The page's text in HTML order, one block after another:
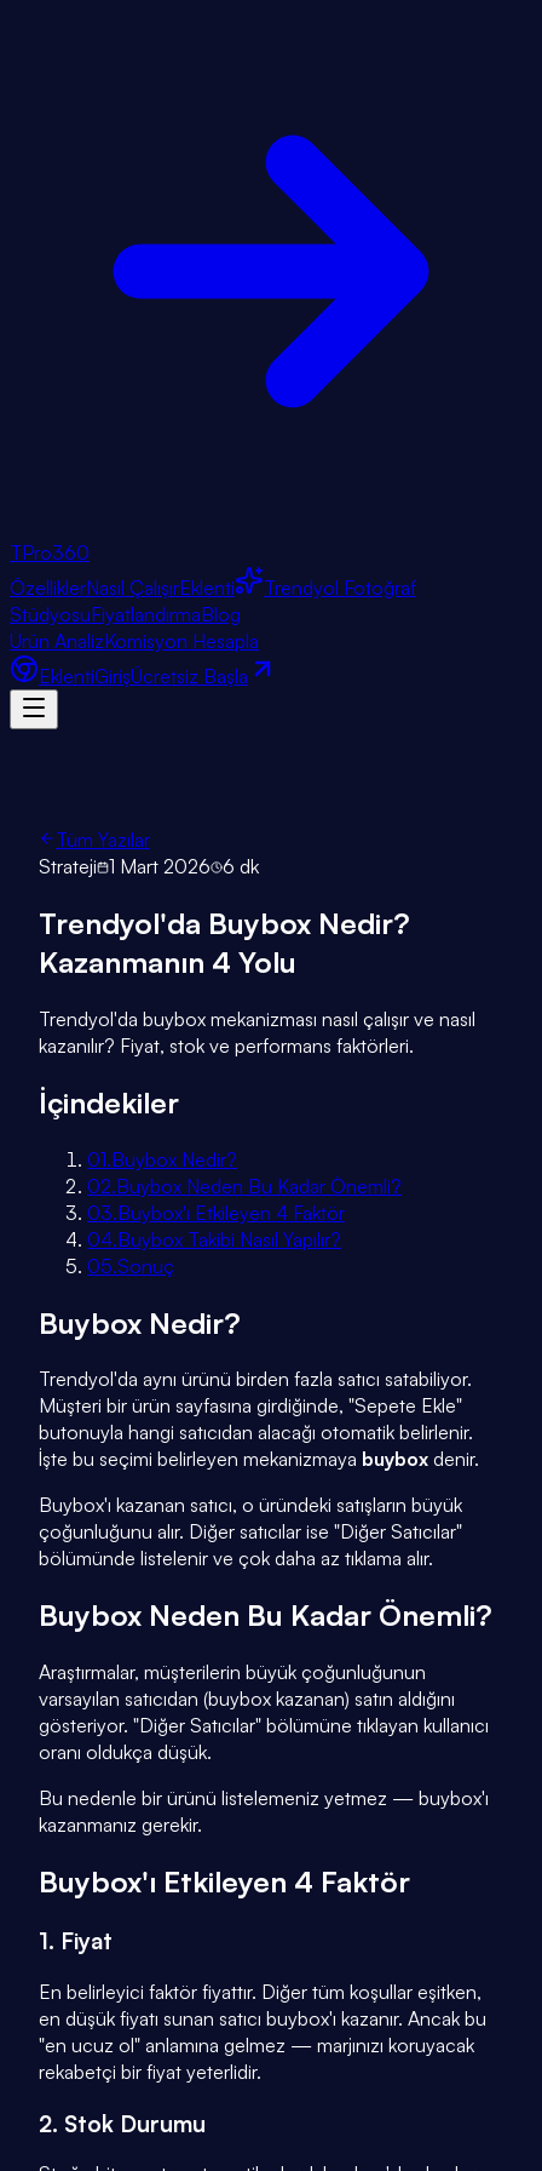
TPro360
ÖzelliklerNasıl ÇalışırEklenti
Trendyol Fotoğraf
StüdyosuFiyatlandırmaBlog
Ürün AnalizKomisyon Hesapla
EklentiGirişÜcretsiz Başla
Tüm Yazılar
Strateji 1 Mart 2026 6 dk
Trendyol'da Buybox Nedir?
Kazanmanın 4 Yolu
Trendyol'da buybox mekanizması nasıl çalışır ve nasıl
kazanılır? Fiyat, stok ve performans faktörleri.
İçindekiler
01.Buybox Nedir?
02.Buybox Neden Bu Kadar Önemli?
03.Buybox'ı Etkileyen 4 Faktör
04.Buybox Takibi Nasıl Yapılır?
05.Sonuç
Buybox Nedir?
Trendyol'da aynı ürünü birden fazla satıcı satabiliyor.
Müşteri bir ürün sayfasına girdiğinde, "Sepete Ekle"
butonuyla hangi satıcıdan alacağı otomatik belirlenir.
İşte bu seçimi belirleyen mekanizmaya buybox denir.
Buybox'ı kazanan satıcı, o üründeki satışların büyük
çoğunluğunu alır. Diğer satıcılar ise "Diğer Satıcılar"
bölümünde listelenir ve çok daha az tıklama alır.
Buybox Neden Bu Kadar Önemli?
Araştırmalar, müşterilerin büyük çoğunluğunun
varsayılan satıcıdan (buybox kazanan) satın aldığını
gösteriyor. "Diğer Satıcılar" bölümüne tıklayan kullanıcı
oranı oldukça düşük.
Bu nedenle bir ürünü listelemeniz yetmez — buybox'ı
kazanmanız gerekir.
Buybox'ı Etkileyen 4 Faktör
1. Fiyat
En belirleyici faktör fiyattır. Diğer tüm koşullar eşitken,
en düşük fiyatı sunan satıcı buybox'ı kazanır. Ancak bu
"en ucuz ol" anlamına gelmez — marjınızı koruyacak
rekabetçi bir fiyat yeterlidir.
2. Stok Durumu